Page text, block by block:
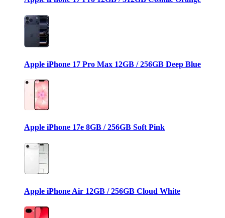
Apple iPhone 17 Pro Max 12GB / 256GB Deep Blue
Apple iPhone 17e 8GB / 256GB Soft Pink
Apple iPhone Air 12GB / 256GB Cloud White